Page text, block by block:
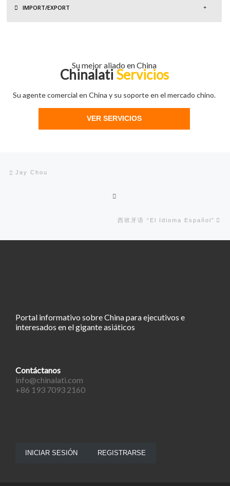
IMPORT/EXPORT
Su mejor aliado en China
Chinalati Servicios
Su agente comercial en China y su soporte en el mercado chino.
VER SERVICIOS
Jay Chou
西班牙语 “El Idioma Español”
Portal informativo sobre China para ejecutivos e
interesados en el gigante asiáticos
Contáctanos
info@chinalati.com
+86 193 7093 2160
INICIAR SESIÓN REGISTRARSE